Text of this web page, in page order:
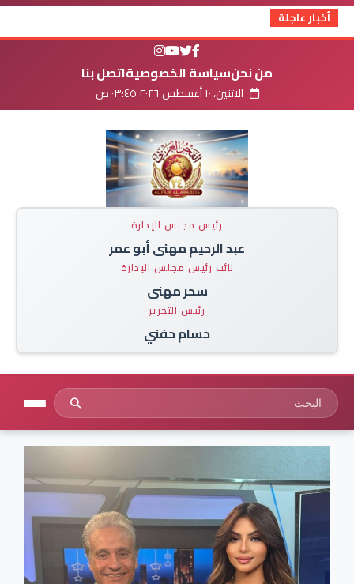
أخبار عاجلة
من نحنسياسة الخصوصيةاتصل بنا
الاثنين، ١٠ أغسطس ٢٠٢٦ ٠٣:٤٥ ص
رئيس مجلس الإدارة
عبد الرحيم مهنى أبو عمر
نائب رئيس مجلس الإدارة
سحر مهنى
رئيس التحرير
حسام حفني